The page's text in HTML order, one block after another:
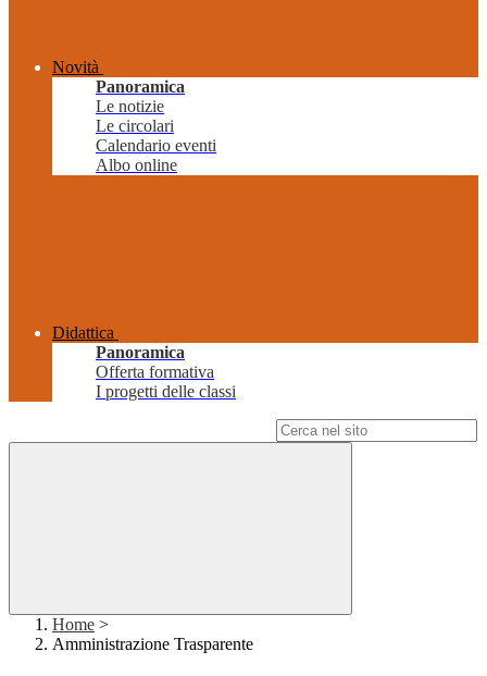
Novità
Panoramica
Le notizie
Le circolari
Calendario eventi
Albo online
Didattica
Panoramica
Offerta formativa
I progetti delle classi
Home >
Amministrazione Trasparente